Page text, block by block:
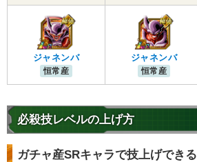
ジャネンバ
恒常産
ジャネンバ
恒常産
必殺技レベルの上げ方
ガチャ産SRキャラで技上げできる